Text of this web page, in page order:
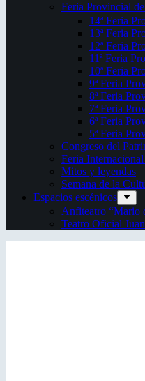
Feria Provincial
14ª Feria
13ª Feria
12ª Feria
11ª Feria
10ª Feria
9ª Feria
8ª Feria
7ª Feria
6ª Feria
5ª Feria
Congreso del
Feria
Mitos y leyendas
Semana de la
Espacios escénicos
Anfiteatro “Mario
Teatro Oficial